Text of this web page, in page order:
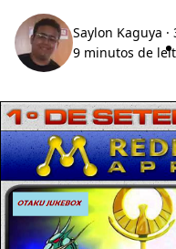
Saylon Kaguya
9 minutos de